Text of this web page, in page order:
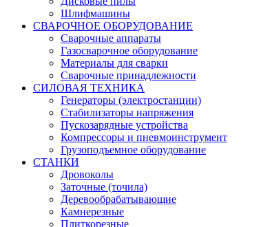
Шлифмашины
СВАРОЧНОЕ ОБОРУДОВАНИЕ
Сварочные аппараты
Газосварочное оборудование
Материалы для сварки
Сварочные принадлежности
СИЛОВАЯ ТЕХНИКА
Генераторы (электростанции)
Стабилизаторы напряжения
Пускозарядные устройства
Компрессоры и пневмоинструмент
Грузоподъемное оборудование
СТАНКИ
Дровоколы
Заточные (точила)
Деревообрабатывающие
Камнерезные
Плиткорезные